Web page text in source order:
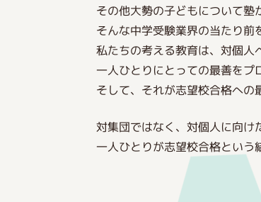
その他大勢の子どもについて塾
そんな中学受験業界の当たり前
私たちの考える教育は、対個人
一人ひとりにとっての最善をプ
そして、それが志望校合格への
対集団ではなく、対個人に向け
一人ひとりが志望校合格という